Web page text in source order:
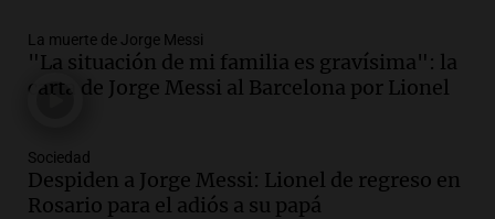
Audio.Tragedia en Mendoza: un muerto
y cinco heridos tras caer dos autos desde
un puente
Audio.Messi llegará esta noche a
Rosario para acompañar a su familia
La muerte de Jorge Messi
"La situación de mi familia es gravísima": la
carta de Jorge Messi al Barcelona por Lionel
Sociedad
Despiden a Jorge Messi: Lionel de regreso en
Rosario para el adiós a su papá